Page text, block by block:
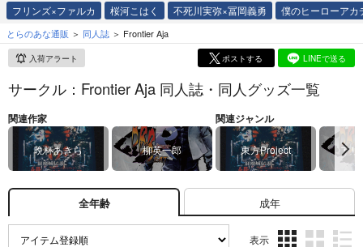
フリンズ×ファルカ 桜河こはく 不死川実弥×冨岡義勇 僕のヒーローア
とらのあな通販 同人誌 Frontier Aja
入荷アラート ポストする LINEで送る
サークル：Frontier Aja 同人誌・同人グッズ一覧
関連作家
晩杯あきら 柳英一郎
関連ジャンル
東方Project アリ
全年齢 成年
表示